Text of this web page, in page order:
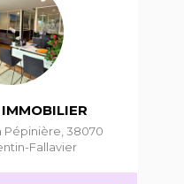
Pépinière ,38070
Fallavier